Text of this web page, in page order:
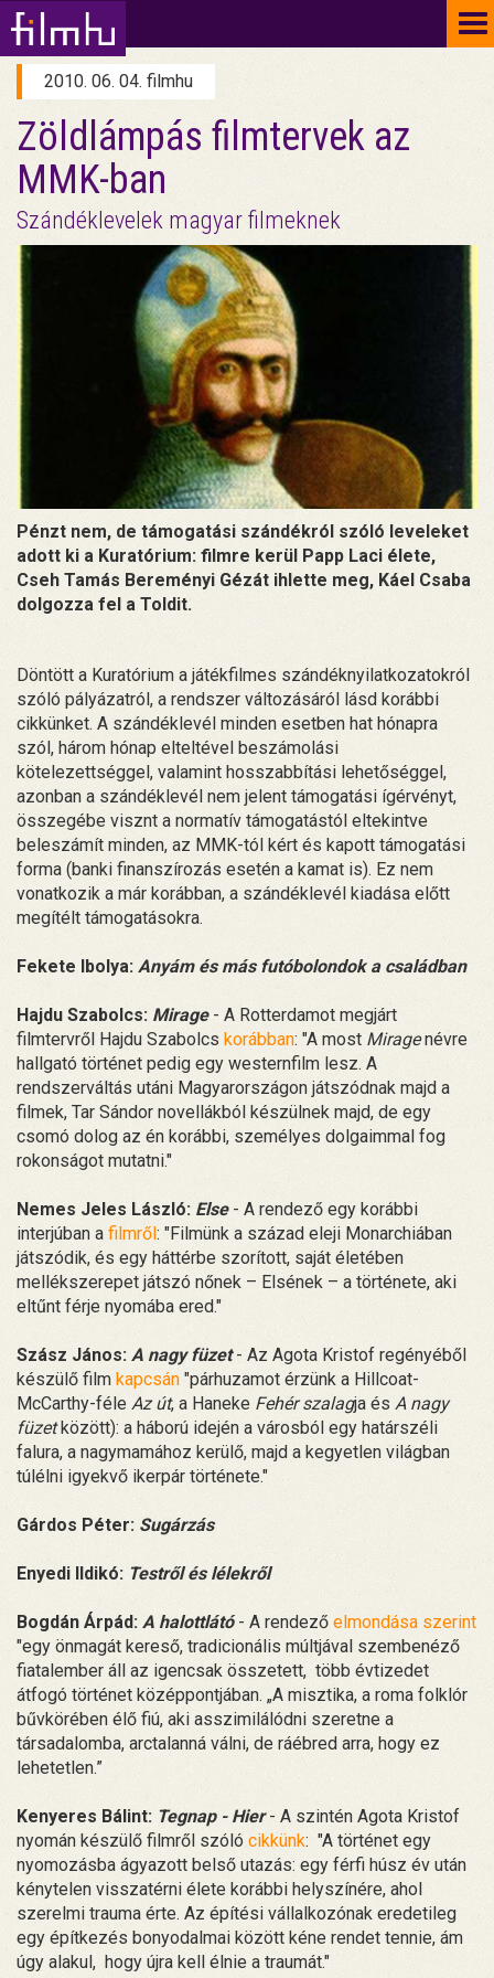
2010. 06. 04. filmhu
Zöldlámpás filmtervek az
MMK-ban
Szándéklevelek magyar filmeknek
Pénzt nem, de támogatási szándékról szóló leveleket
adott ki a Kuratórium: filmre kerül Papp Laci élete,
Cseh Tamás Bereményi Gézát ihlette meg, Káel Csaba
dolgozza fel a Toldit.
Döntött a Kuratórium a játékfilmes szándéknyilatkozatokról
szóló pályázatról, a rendszer változásáról lásd korábbi
cikkünket. A szándéklevél minden esetben hat hónapra
szól, három hónap elteltével beszámolási
kötelezettséggel, valamint hosszabbítási lehetőséggel,
azonban a szándéklevél nem jelent támogatási ígérvényt,
összegébe visznt a normatív támogatástól eltekintve
beleszámít minden, az MMK-tól kért és kapott támogatási
forma (banki finanszírozás esetén a kamat is). Ez nem
vonatkozik a már korábban, a szándéklevél kiadása előtt
megítélt támogatásokra.
Fekete Ibolya: Anyám és más futóbolondok a családban
Hajdu Szabolcs: Mirage - A Rotterdamot megjárt
filmtervről Hajdu Szabolcs korábban: "A most Miragenévre
hallgató történet pedig egy westernfilm lesz. A
rendszerváltás utáni Magyarországon játszódnak majd a
filmek, Tar Sándor novellákból készülnek majd, de egy
csomó dolog az én korábbi, személyes dolgaimmal fog
rokonságot mutatni."
Nemes Jeles László: Else- A rendező egy korábbi
interjúban a filmről: "Filmünk a század eleji Monarchiában
játszódik, és egy háttérbe szorított, saját életében
mellékszerepet játszó nőnek – Elsének – a története, aki
eltűnt férje nyomába ered."
Szász János: A nagy füzet- Az Agota Kristof regényéből
készülő film kapcsán "párhuzamot érzünk a Hillcoat-
McCarthy-féle Az út, a Haneke Fehér szalagja és A nagy
füzetközött): a háború idején a városból egy határszéli
falura, a nagymamához kerülő, majd a kegyetlen világban
túlélni igyekvő ikerpár története."
Gárdos Péter: Sugárzás
Enyedi Ildikó: Testről és lélekről
Bogdán Árpád: A halottlátó- A rendező elmondása szerint
"egy önmagát kereső, tradicionális múltjával szembenéző
fiatalember áll az igencsak összetett, több évtizedet
átfogó történet középpontjában. „A misztika, a roma folklór
bűvkörében élő fiú, aki asszimilálódni szeretne a
társadalomba, arctalanná válni, de ráébred arra, hogy ez
lehetetlen.”
Kenyeres Bálint: Tegnap - Hier - A szintén Agota Kristof
nyomán készülő filmről szóló cikkünk: "A történet egy
nyomozásba ágyazott belső utazás: egy férfi húsz év után
kénytelen visszatérni élete korábbi helyszínére, ahol
szerelmi trauma érte. Az építési vállalkozónak eredetileg
egy építkezés bonyodalmai között kéne rendet tennie, ám
úgy alakul, hogy újra kell élnie a traumát."